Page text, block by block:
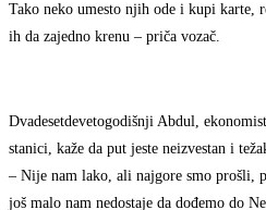
Tako neko umesto njih ode i kupi karte,
ih da zajedno krenu – priča vozač.
Dvadesetdevetogodišnji Abdul,
stanici, kaže da put jeste neizvestan i
– Nije nam lako, ali najgore smo prošli,
još malo nam nedostaje da dođemo do